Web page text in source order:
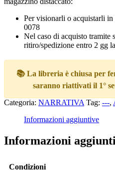
Per visionarli o acquistarli
0078
Nel caso di acquisto tramite
ritiro/spedizione entro 2 gg
📚 La libreria è chiusa per
saranno riattivati il 1°
Categoria: NARRATIVA Tag: ---,
Informazioni aggiuntive
Informazioni
Condizioni